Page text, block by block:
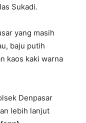
Sukadi.
yang masih
baju putih
kaos kaki warna
Denpasar
lebih lanjut